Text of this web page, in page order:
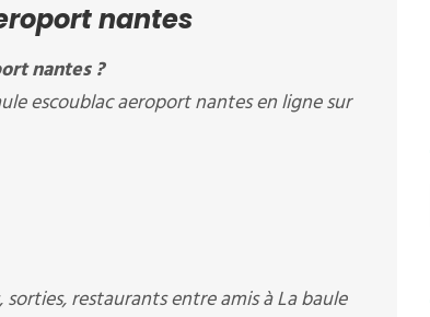
nantes
nantes ?
escoublac aeroport nantes en ligne sur
restaurants entre amis à La baule